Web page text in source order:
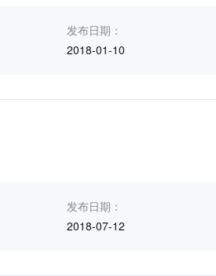
发布日期：
2018-01-10
发布日期：
2018-07-12